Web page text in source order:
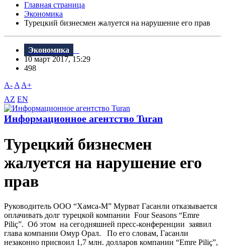
Главная страница
Экономика
Турецкий бизнесмен жалуется на нарушение его прав
Экономика
10 март 2017, 15:29
498
A- A A+
AZ EN
Информационное агентство Turan
Турецкий бизнесмен
жалуется на нарушение его
прав
Руководитель ООО “Хамса-М” Мурват Гасанли отказывается
оплачивать долг турецкой компании Four Seasons “Emre
Piliç”. Об этом на сегодняшней пресс-конференции заявил
глава компании Омур Орал. По его словам, Гасанли
незаконно присвоил 1,7 млн. долларов компании “Emre Piliç”,